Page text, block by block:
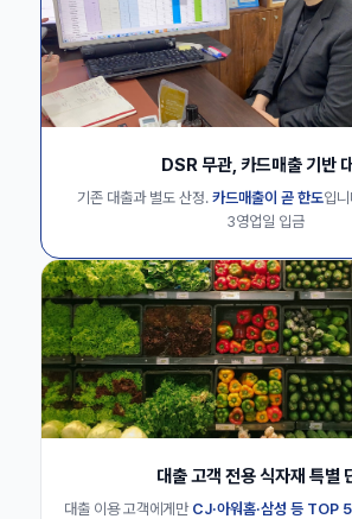
DSR 무관, 카드매출 기반
기존 대출과 별도 산정. 카드매출이 곧 한도입
3영업일 입금
대출 고객 전용 식자재 특별
대출 이용 고객에게만 CJ·아워홈·삼성 등 TOP 5